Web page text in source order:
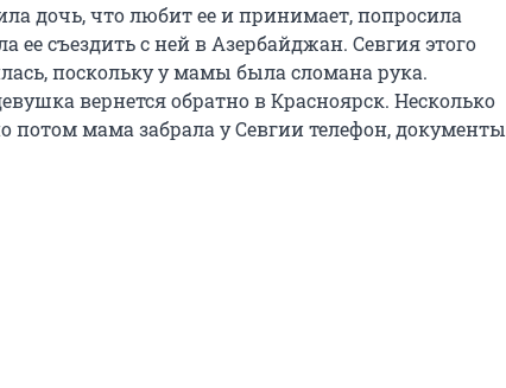
дочь, что любит ее и принимает, попросила
ее съездить с ней в Азербайджан. Севгия этого
поскольку у мамы была сломана рука.
вернется обратно в Красноярск. Несколько
потом мама забрала у Севгии телефон, документы